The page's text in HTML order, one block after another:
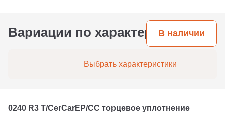
Вариации по характеристикам
В наличии
Выбрать характеристики
0240 R3 T/CerCarEP/CC торцевое уплотнение